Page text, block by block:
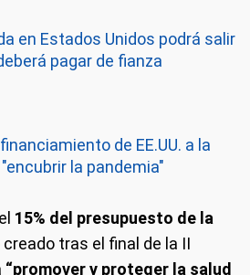
en Estados Unidos podrá salir
pagar de fianza
de EE.UU. a la
la pandemia"
15% del presupuesto de la
tras el final de la II
“promover y proteger la salud